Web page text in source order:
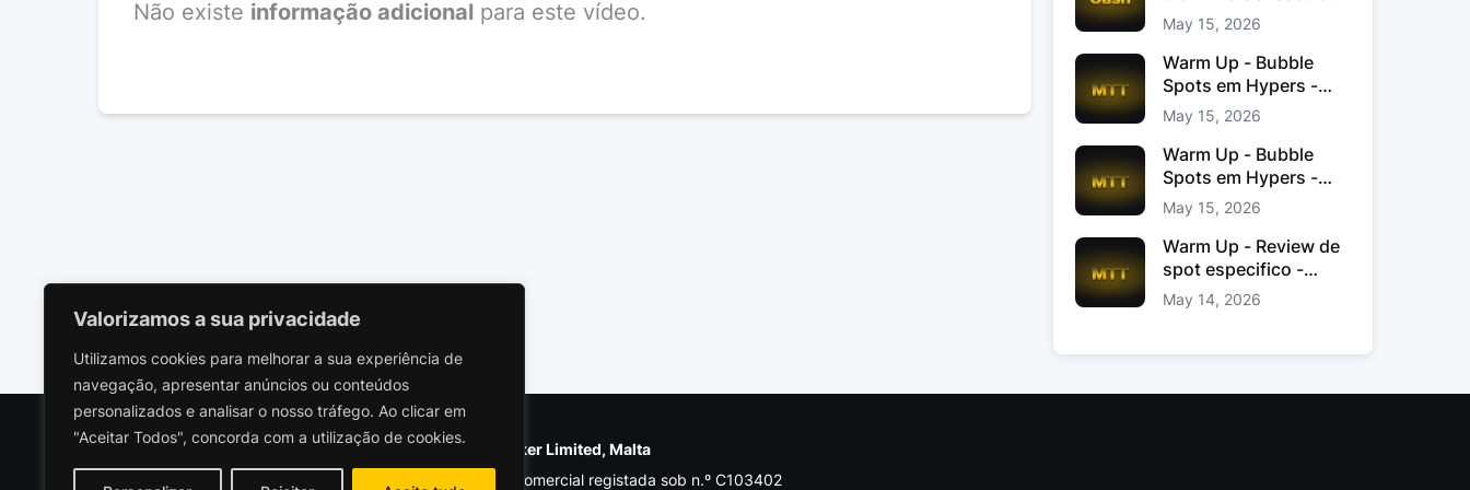
Valorizamos a sua privacidade
Utilizamos cookies para melhorar a sua experiência de
navegação, apresentar anúncios ou conteúdos
personalizados e analisar o nosso tráfego. Ao clicar em
"Aceitar Todos", concorda com a utilização de cookies.
Não existe informação adicional para este vídeo.
Jacinto
May 15, 2026
Warm Up - Bubble
Spots em Hypers -
João “JoaoChef“
Branco
May 15, 2026
Warm Up - Bubble
Spots em Hypers -
João JoaoChef
Branco
May 15, 2026
Warm Up - Review de
spot especifico -
xinas85
May 14, 2026
Polarize Poker Limited, Malta
Sociedade comercial registada sob n.º C103402